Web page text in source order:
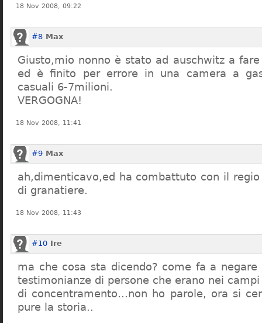
18 Nov 2008, 09:22
#8 Max
Giusto,mio nonno è stato ad auschwitz a
ed è finito per errore in una camera a
casuali 6-7milioni.
VERGOGNA!
18 Nov 2008, 11:41
#9 Max
ah,dimenticavo,ed ha combattuto con il
di granatiere.
18 Nov 2008, 11:43
#10 Ire
ma che cosa sta dicendo? come fa a
testimonianze di persone che erano nei campi
di concentramento…non ho parole, ora si
pure la storia..